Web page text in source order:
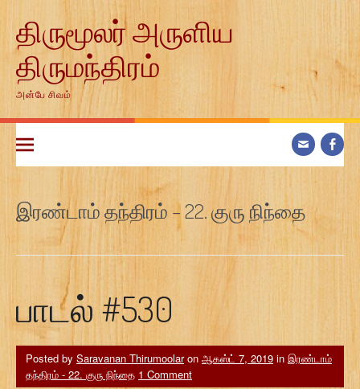
contentதிருமூலர் அருளிய
திருமந்திரம்
அன்பே சிவம்
இரண்டாம் தந்திரம் – 22. குரு நிந்தை
பாடல் #530
Posted by Saravanan Thirumoolaron ஆகஸ்ட் 7, 2019 in இரண்டாம்
தந்திரம் - 22. குரு நிந்தை 1 Comment